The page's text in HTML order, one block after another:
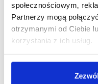
społecznościowym,
Partnerzy mogą
otrzymanymi od Ciebie
korzystania z ich usług.